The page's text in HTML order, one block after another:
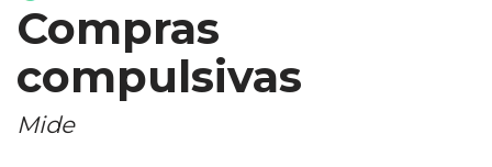
Compras
compulsivas
Mide